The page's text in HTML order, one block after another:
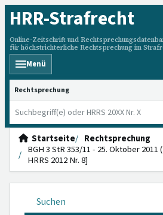
HRR-Strafrecht
Online-Zeitschrift und
für höchstrichterliche Rechtsprechung im
Menü
HRRS durchsuchen
Startseite
Rechtsprechung
BGH 3 StR 353/11 - 25. Oktober 2011
HRRS 2012 Nr. 8]
Suchen